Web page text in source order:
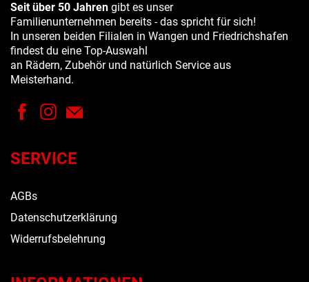
Seit über 50 Jahren gibt es unser
Familienunternehmen bereits - das spricht für sich!
In unseren beiden Filialen in Wangen und Friedrichshafen
findest du eine Top-Auswahl
an Rädern, Zubehör und natürlich Service aus
Meisterhand.
SERVICE
AGBs
Datenschutzerklärung
Widerrufsbelehrung